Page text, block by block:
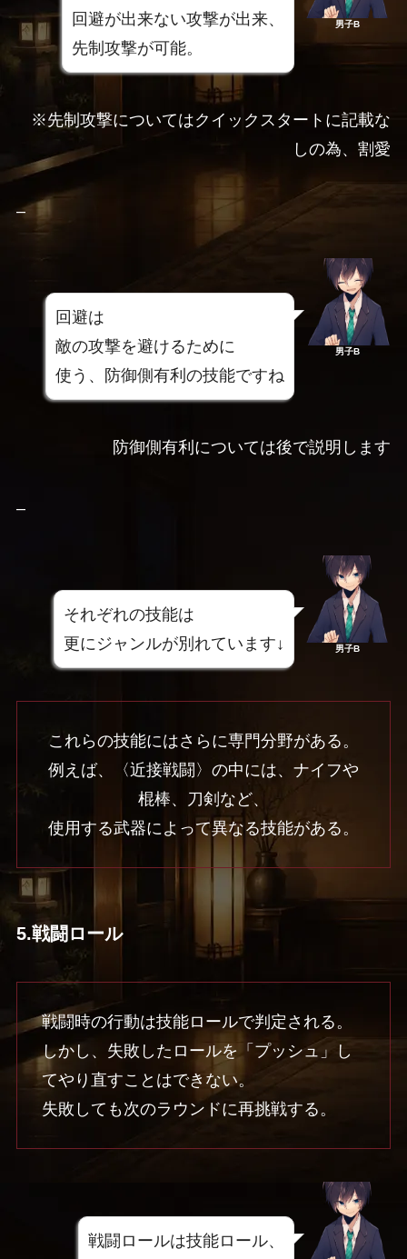
回避が出来ない攻撃が出来、
先制攻撃が可能。
男子B
※先制攻撃についてはクイックスタートに記載な
しの為、割愛
–
回避は
敵の攻撃を避けるために
使う、防御側有利の技能ですね
男子B
防御側有利については後で説明します
–
それぞれの技能は
更にジャンルが別れています↓
男子B
これらの技能にはさらに専門分野がある。
例えば、〈近接戦闘〉の中には、ナイフや
棍棒、刀剣など、
使用する武器によって異なる技能がある。
5.戦闘ロール
戦闘時の行動は技能ロールで判定される。
しかし、失敗したロールを「プッシュ」し
てやり直すことはできない。
失敗しても次のラウンドに再挑戦する。
戦闘ロールは技能ロール、